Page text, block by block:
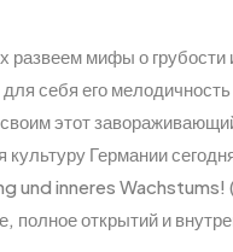
мифы о грубости
себя его
этот
культуру Германии
und inneres Wachstums!
полное открытий и